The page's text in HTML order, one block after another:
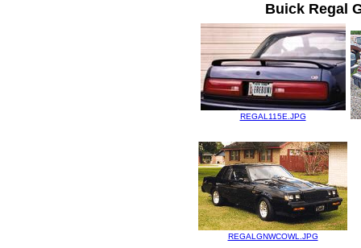
Buick Regal
REGAL115E.JPG
REGALGNWCOWL.JPG